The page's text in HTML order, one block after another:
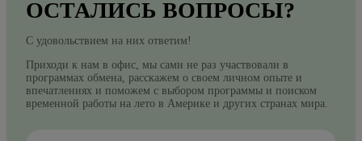
ОСТАЛИСЬ ВОПРОСЫ?
С удовольствием на них ответим!
Приходи к нам в офис, мы сами не раз участвовали в
программах обмена, расскажем о своем личном опыте и
впечатлениях и поможем с выбором программы и поиском
временной работы на лето в Америке и других странах мира.